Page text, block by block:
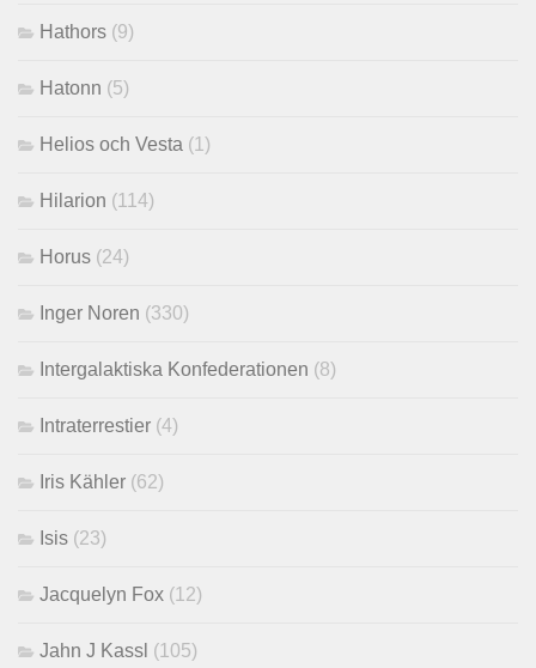
Hathors (9)
Hatonn (5)
Helios och Vesta (1)
Hilarion (114)
Horus (24)
Inger Noren (330)
Intergalaktiska Konfederationen (8)
Intraterrestier (4)
Iris Kähler (62)
Isis (23)
Jacquelyn Fox (12)
Jahn J Kassl (105)